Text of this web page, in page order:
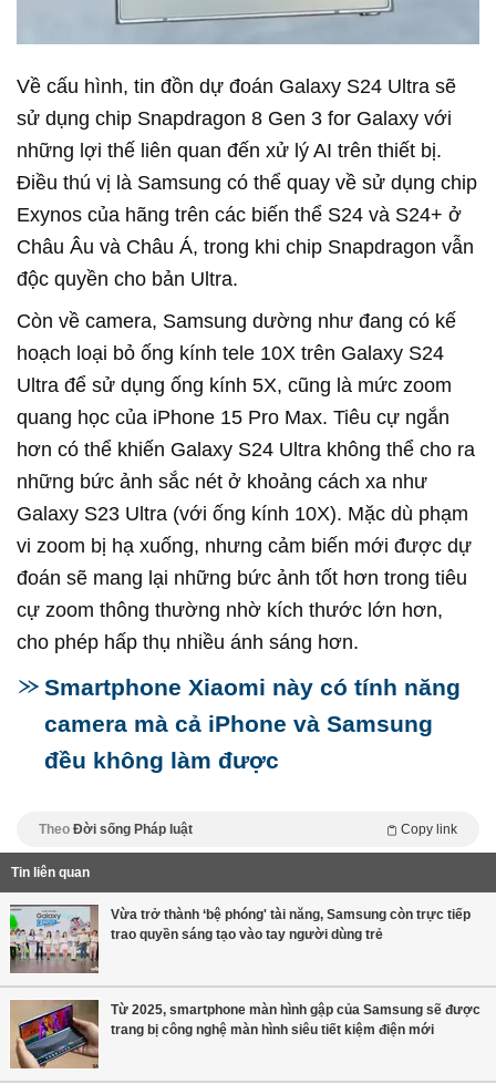
Về cấu hình, tin đồn dự đoán Galaxy S24 Ultra sẽ
sử dụng chip Snapdragon 8 Gen 3 for Galaxy với
những lợi thế liên quan đến xử lý AI trên thiết bị.
Điều thú vị là Samsung có thể quay về sử dụng chip
Exynos của hãng trên các biến thể S24 và S24+ ở
Châu Âu và Châu Á, trong khi chip Snapdragon vẫn
độc quyền cho bản Ultra.
Còn về camera, Samsung dường như đang có kế
hoạch loại bỏ ống kính tele 10X trên Galaxy S24
Ultra để sử dụng ống kính 5X, cũng là mức zoom
quang học của iPhone 15 Pro Max. Tiêu cự ngắn
hơn có thể khiến Galaxy S24 Ultra không thể cho ra
những bức ảnh sắc nét ở khoảng cách xa như
Galaxy S23 Ultra (với ống kính 10X). Mặc dù phạm
vi zoom bị hạ xuống, nhưng cảm biến mới được dự
đoán sẽ mang lại những bức ảnh tốt hơn trong tiêu
cự zoom thông thường nhờ kích thước lớn hơn,
cho phép hấp thụ nhiều ánh sáng hơn.
Smartphone Xiaomi này có tính năng
camera mà cả iPhone và Samsung
đều không làm được
Theo Đời sống Pháp luật Copy link
Tin liên quan
Vừa trở thành ‘bệ phóng' tài năng, Samsung còn trực tiếp
trao quyền sáng tạo vào tay người dùng trẻ
Từ 2025, smartphone màn hình gập của Samsung sẽ được
trang bị công nghệ màn hình siêu tiết kiệm điện mới